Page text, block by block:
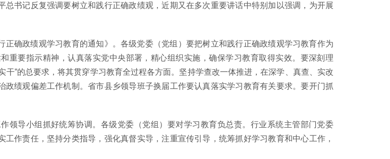
书记反复强调要树立和践行正确政绩观，近期又在多次重要讲话中特别加以强调，为开展
政绩观学习教育的通知》。各级党委（党组）要把树立和践行正确政绩观学习教育作为
重要指示精神，认真落实党中央部署，精心组织实施，确保学习教育取得实效。要深刻理
”的总要求，将其贯穿学习教育全过程各方面。坚持学查改一体推进，在深学、真查、实改
政绩观偏差工作机制。省市县乡领导班子换届工作要认真落实学习教育有关要求。要开门抓
导小组抓好统筹协调。各级党委（党组）要对学习教育负总责。行业系统主管部门党委
作责任，坚持分类指导，强化真督实导，注重宣传引导，统筹抓好学习教育和中心工作，